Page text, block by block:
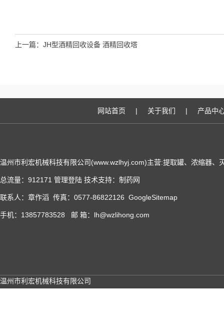
上一篇： JH型酒精回收设备 酒精回收塔
网站首页 | 关于我们 | 产品中
温州市利宏机械科技有限公司(www.wzlhyj.com)主营:提取罐、浓缩器、
总流量：912171 管理登陆 技术支持： 制药网
联系人：章作滔 传真：0577-86822126 GoogleSitemap
手机：13857783528 邮 箱：lh@wzlihong.com
温州市利宏机械科技有限公司